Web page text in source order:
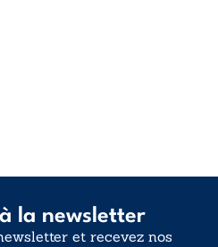
la newsletter
et recevez nos